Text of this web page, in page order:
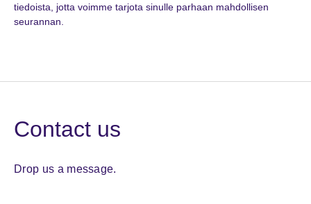
tiedoista, jotta voimme tarjota sinulle parhaan mahdollisen
seurannan.
Contact us
Drop us a message.